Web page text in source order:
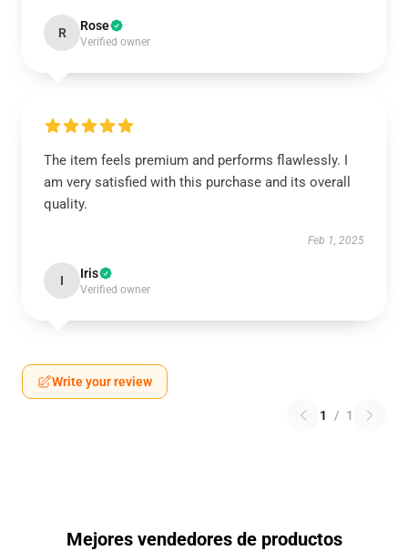
R Rose
Verified owner
The item feels premium and performs flawlessly. I
am very satisfied with this purchase and its overall
quality.
Feb 1, 2025
I Iris
Verified owner
Write your review
1 / 1
Mejores vendedores de productos